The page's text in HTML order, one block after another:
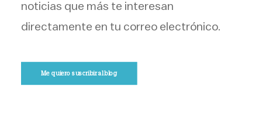
noticias que más te interesan
directamente en tu correo electrónico.
Me quiero suscribir al blog